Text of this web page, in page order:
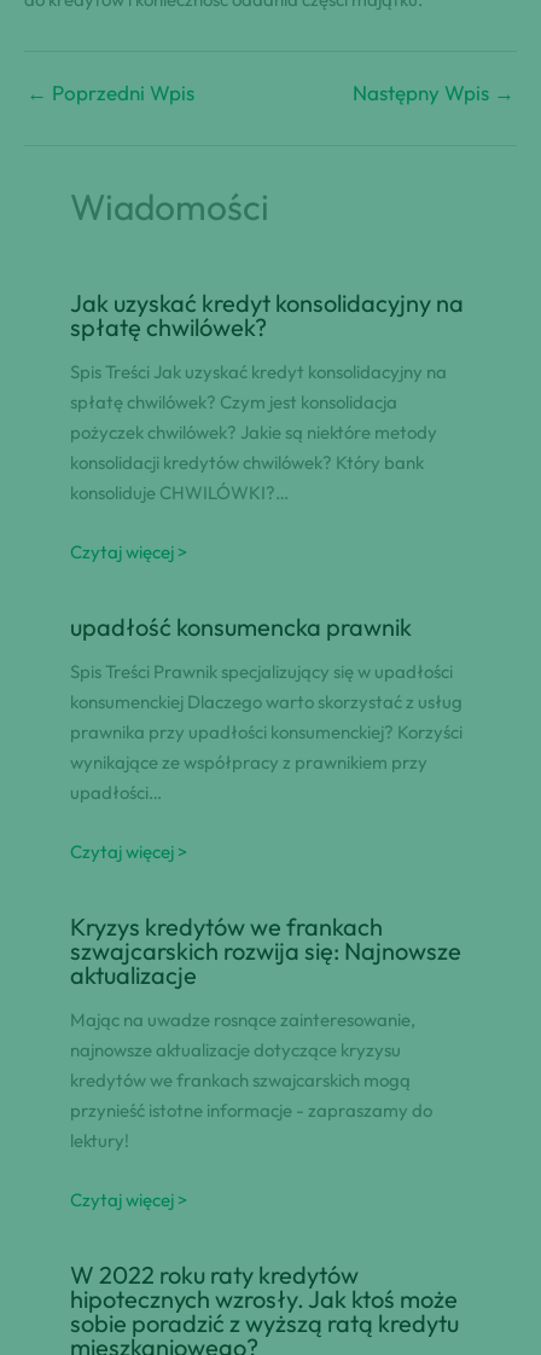
← Poprzedni Wpis Następny Wpis →
Wiadomości
Jak uzyskać kredyt konsolidacyjny na
spłatę chwilówek?
Spis Treści Jak uzyskać kredyt konsolidacyjny na
spłatę chwilówek? Czym jest konsolidacja
pożyczek chwilówek? Jakie są niektóre metody
konsolidacji kredytów chwilówek? Który bank
konsoliduje CHWILÓWKI?…
Czytaj więcej >
upadłość konsumencka prawnik
Spis Treści Prawnik specjalizujący się w upadłości
konsumenckiej Dlaczego warto skorzystać z usług
prawnika przy upadłości konsumenckiej? Korzyści
wynikające ze współpracy z prawnikiem przy
upadłości…
Czytaj więcej >
Kryzys kredytów we frankach
szwajcarskich rozwija się: Najnowsze
aktualizacje
Mając na uwadze rosnące zainteresowanie,
najnowsze aktualizacje dotyczące kryzysu
kredytów we frankach szwajcarskich mogą
przynieść istotne informacje - zapraszamy do
lektury!
Czytaj więcej >
W 2022 roku raty kredytów
hipotecznych wzrosły. Jak ktoś może
sobie poradzić z wyższą ratą kredytu
mieszkaniowego?